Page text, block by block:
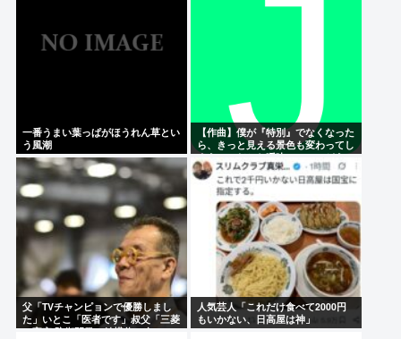
一番うまい葉っぱがほうれん草とい
う風潮
【作曲】僕が『特別』でなくなった
ら、きっと見える景色も変わってし
まう。⋯だから曖昧でいい。どう
か、白黒ハッキリさせないで
父「TVチャンピョンで優勝しまし
た」いとこ「医者です」叔父「三菱
の宇宙/防衛開発の結構偉い人で
人気芸人「これだけ食べて2000円
もいかない、日高屋は神」